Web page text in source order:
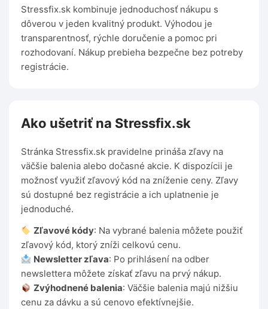
Stressfix.sk kombinuje jednoduchosť nákupu s
dôverou v jeden kvalitný produkt. Výhodou je
transparentnosť, rýchle doručenie a pomoc pri
rozhodovaní. Nákup prebieha bezpečne bez potreby
registrácie.
Ako ušetriť na Stressfix.sk
Stránka Stressfix.sk pravidelne prináša zľavy na
väčšie balenia alebo dočasné akcie. K dispozícii je
možnosť využiť zľavový kód na zníženie ceny. Zľavy
sú dostupné bez registrácie a ich uplatnenie je
jednoduché.
Zľavové kódy: Na vybrané balenia môžete použiť
zľavový kód, ktorý zníži celkovú cenu.
Newsletter zľava: Po prihlásení na odber
newslettera môžete získať zľavu na prvý nákup.
Zvýhodnené balenia: Väčšie balenia majú nižšiu
cenu za dávku a sú cenovo efektívnejšie.